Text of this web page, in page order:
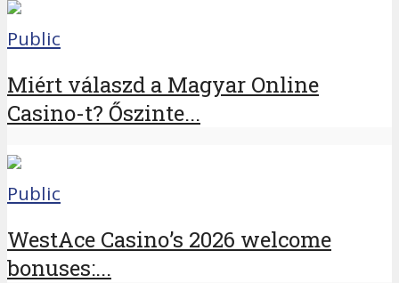
Public
Miért válaszd a Magyar Online
Casino-t? Őszinte...
Public
WestAce Casino’s 2026 welcome
bonuses:...